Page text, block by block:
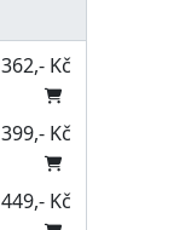
362,- Kč
399,- Kč
449,- Kč